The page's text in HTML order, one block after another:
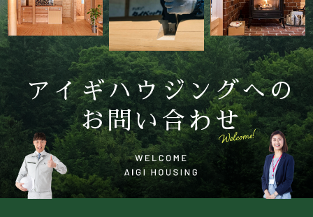
アイギハウジングへの
お問い合わせ